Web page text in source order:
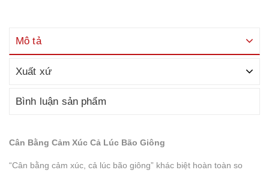
Mô tả
Xuất xứ
Bình luận sản phẩm
Cân Bằng Cảm Xúc Cả Lúc Bão Giông
“Cân bằng cảm xúc, cả lúc bão giông” khác biệt hoàn toàn so